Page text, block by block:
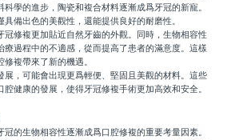
學的進步，陶瓷和複合材料逐漸成爲牙冠的新寵。
備出色的美觀性，還能提供良好的耐磨性。
修複更加貼近自然牙齒的外觀。同時，生物相容性
療過程中的不適感，從而提高了患者的滿意度。這樣
複帶來了新的機遇。
，可能會出現更爲輕便、堅固且美觀的材料。這些
健康的發展，使得牙冠修複手術更加高效和安全。
的生物相容性逐漸成爲口腔修複的重要考量因素。